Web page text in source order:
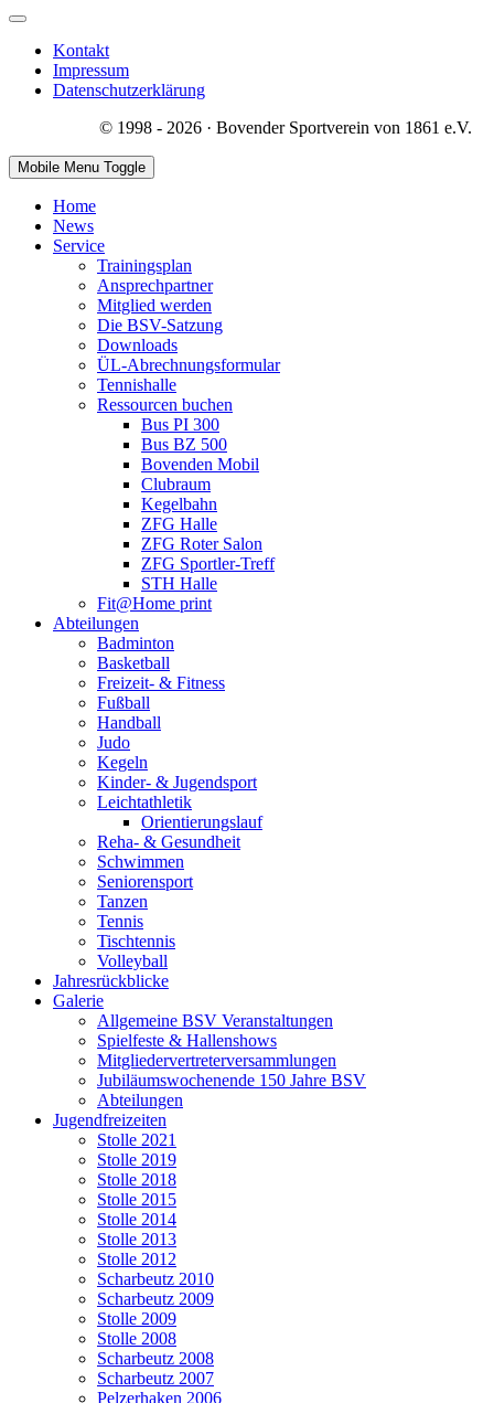
Kontakt
Impressum
Datenschutzerklärung
© 1998 - 2026 · Bovender Sportverein von 1861 e.V.
Mobile Menu Toggle
Home
News
Service
Trainingsplan
Ansprechpartner
Mitglied werden
Die BSV-Satzung
Downloads
ÜL-Abrechnungsformular
Tennishalle
Ressourcen buchen
Bus PI 300
Bus BZ 500
Bovenden Mobil
Clubraum
Kegelbahn
ZFG Halle
ZFG Roter Salon
ZFG Sportler-Treff
STH Halle
Fit@Home print
Abteilungen
Badminton
Basketball
Freizeit- & Fitness
Fußball
Handball
Judo
Kegeln
Kinder- & Jugendsport
Leichtathletik
Orientierungslauf
Reha- & Gesundheit
Schwimmen
Seniorensport
Tanzen
Tennis
Tischtennis
Volleyball
Jahresrückblicke
Galerie
Allgemeine BSV Veranstaltungen
Spielfeste & Hallenshows
Mitgliedervertreterversammlungen
Jubiläumswochenende 150 Jahre BSV
Abteilungen
Jugendfreizeiten
Stolle 2021
Stolle 2019
Stolle 2018
Stolle 2015
Stolle 2014
Stolle 2013
Stolle 2012
Scharbeutz 2010
Scharbeutz 2009
Stolle 2009
Stolle 2008
Scharbeutz 2008
Scharbeutz 2007
Pelzerhaken 2006